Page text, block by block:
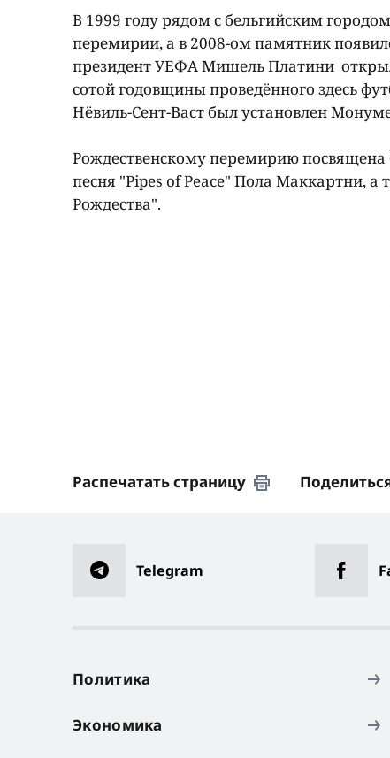
В 1999 году рядом с бельгийским
перемирии, а в 2008-ом памятник
президент УЕФА Мишель Платини
сотой годовщины проведённого здесь
Нёвиль-Сент-Васт был установлен
Рождественскому перемирию
песня "Pipes of Peace" Пола Маккартни,
Рождества".
Распечатать страницу
Telegram
Политика
Экономика